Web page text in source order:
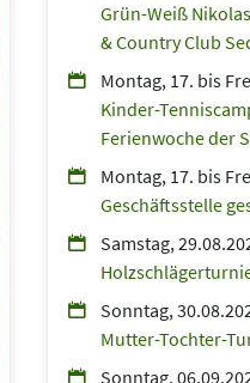
Grün-Weiß
& Country Club
Montag, 17. bis
Kinder-
Ferienwoche der
Montag, 17. bis
Geschäftsstelle
Samstag,
Sonntag,
Mutter-Tochter-
Sonntag,